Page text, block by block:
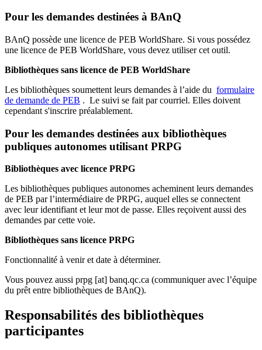
Pour les demandes destinées à BAnQ
BAnQ possède une licence de PEB WorldShare. Si vous possédez
une licence de PEB WorldShare, vous devez utiliser cet outil.
Bibliothèques sans licence de PEB WorldShare
Les bibliothèques soumettent leurs demandes à l’aide du formulaire
de demande de PEB . Le suivi se fait par courriel. Elles doivent
cependant s'inscrire préalablement.
Pour les demandes destinées aux bibliothèques
publiques autonomes utilisant PRPG
Bibliothèques avec licence PRPG
Les bibliothèques publiques autonomes acheminent leurs demandes
de PEB par l’intermédiaire de PRPG, auquel elles se connectent
avec leur identifiant et leur mot de passe. Elles reçoivent aussi des
demandes par cette voie.
Bibliothèques sans licence PRPG
Fonctionnalité à venir et date à déterminer.
Vous pouvez aussi prpg [at] banq.qc.ca (communiquer avec l’équipe
du prêt entre bibliothèques de BAnQ).
Responsabilités des bibliothèques
participantes